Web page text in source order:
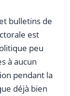
bulletins de
est
peu
à aucun
pendant la
déjà bien